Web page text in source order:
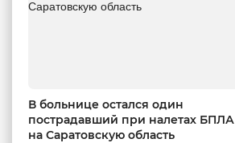
В больнице остался один
пострадавший при налетах БПЛА
на Саратовскую область